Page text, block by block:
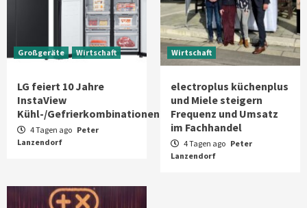
Großgeräte Wirtschaft
LG feiert 10 Jahre
InstaView
Kühl-/Gefrierkombinationen
4 Tagen ago Peter
Lanzendorf
Wirtschaft
electroplus küchenplus
und Miele steigern
Frequenz und Umsatz
im Fachhandel
4 Tagen ago Peter
Lanzendorf